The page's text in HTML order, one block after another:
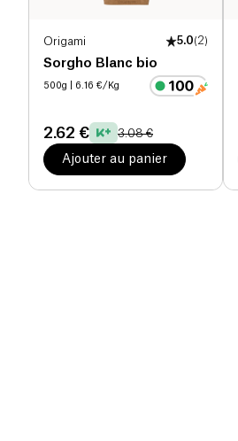
Origami 5.0(2)
Sorgho Blanc bio
500g | 6.16 €/Kg
2.62 € 3.08 €
Ajouter au panier